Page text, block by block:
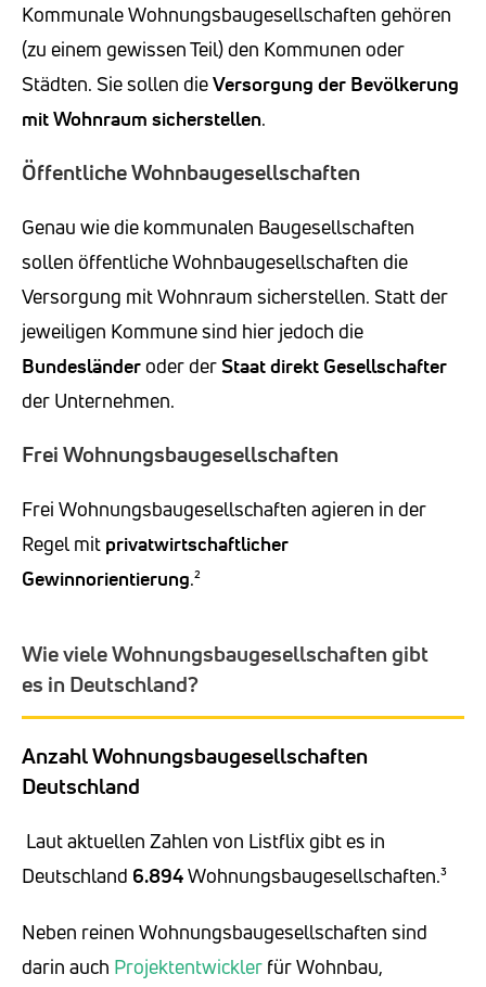
Kommunale Wohnungsbaugesellschaften gehören
(zu einem gewissen Teil) den Kommunen oder
Städten. Sie sollen dieVersorgung der Bevölkerung
mit Wohnraum sicherstellen.
Öffentliche Wohnbaugesellschaften
Genau wie die kommunalen Baugesellschaften
sollen öffentliche Wohnbaugesellschaften die
Versorgung mit Wohnraum sicherstellen. Statt der
jeweiligen Kommune sind hier jedoch die
Bundesländeroder derStaatdirekt Gesellschafter
der Unternehmen.
Frei Wohnungsbaugesellschaften
Frei Wohnungsbaugesellschaften agieren in der
Regel mit privatwirtschaftlicher
Gewinnorientierung.²
Wie viele Wohnungsbaugesellschaften gibt
es in Deutschland?
Anzahl Wohnungsbaugesellschaften
Deutschland
Laut aktuellen Zahlen von Listflix gibt es in
Deutschland 6.894Wohnungsbaugesellschaften.³
Neben reinen Wohnungsbaugesellschaften sind
darin auch Projektentwickler für Wohnbau,